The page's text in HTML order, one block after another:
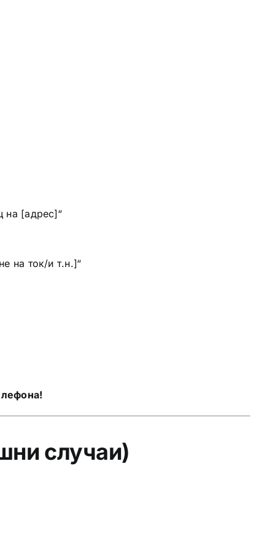
на [адрес]“
на ток/и т.н.]“
случаи)